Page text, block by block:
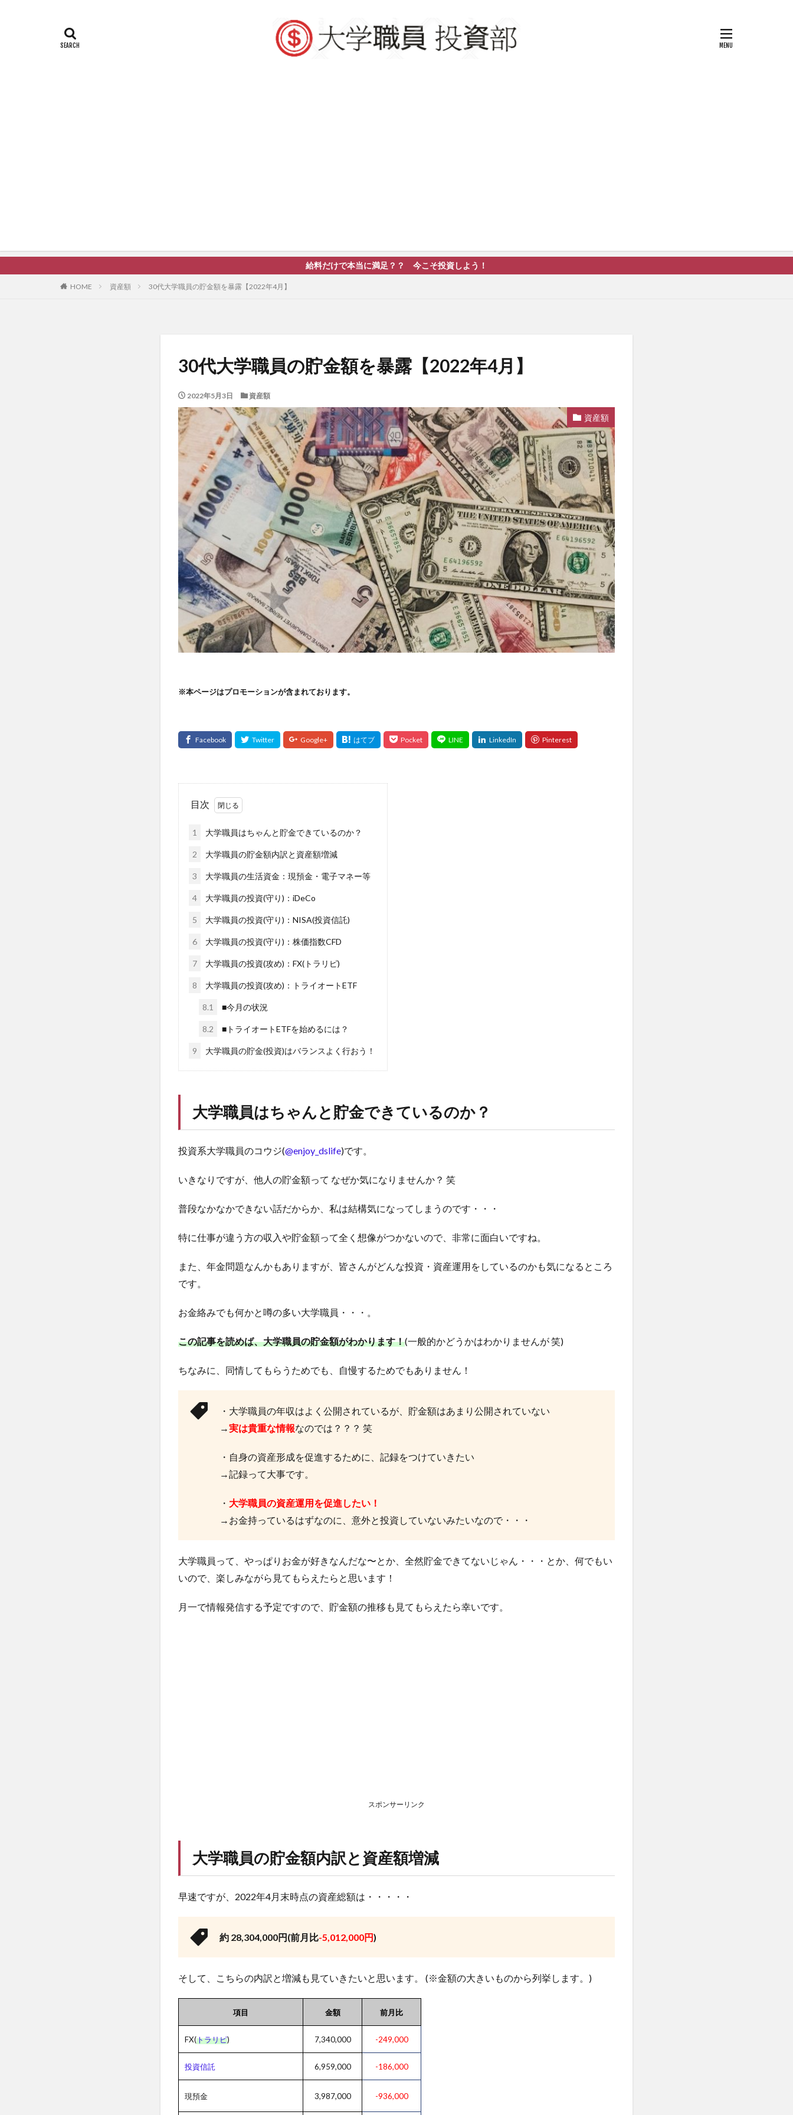
給料だけで本当に満足？？ 今こそ投資しよう！
HOME 資産額 30代大学職員の貯金額を暴露【2022年4月】
30代大学職員の貯金額を暴露【2022年4月】
2022年5月3日 資産額
資産額
※本ページはプロモーションが含まれております。
目次
1 大学職員はちゃんと貯金できているのか？
2 大学職員の貯金額内訳と資産額増減
3 大学職員の生活資金：現預金・電子マネー等
4 大学職員の投資(守り)：iDeCo
5 大学職員の投資(守り)：NISA(投資信託)
6 大学職員の投資(守り)：株価指数CFD
7 大学職員の投資(攻め)：FX(トラリピ)
8 大学職員の投資(攻め)：トライオートETF
8.1 ■今月の状況
8.2 ■トライオートETFを始めるには？
9 大学職員の貯金(投資)はバランスよく行おう！
大学職員はちゃんと貯金できているのか？
投資系大学職員のコウジ(@enjoy_dslife)です。
いきなりですが、他人の貯金額って なぜか気になりませんか？ 笑
普段なかなかできない話だからか、私は結構気になってしまうのです・・・
特に仕事が違う方の収入や貯金額って全く想像がつかないので、非常に面白いですね。
また、年金問題なんかもありますが、皆さんがどんな投資・資産運用をしているのかも気になるところ
です。
お金絡みでも何かと噂の多い大学職員・・・。
この記事を読めば、大学職員の貯金額がわかります！(一般的かどうかはわかりませんが 笑)
ちなみに、同情してもらうためでも、自慢するためでもありません！
・大学職員の年収はよく公開されているが、貯金額はあまり公開されていない
→実は貴重な情報なのでは？？？ 笑
・自身の資産形成を促進するために、記録をつけていきたい
→記録って大事です。
・ 大学職員の資産運用を促進したい！
→お金持っているはずなのに、意外と投資していないみたいなので・・・
大学職員って、やっぱりお金が好きなんだな〜とか、全然貯金できてないじゃん・・・とか、何でもい
いので、楽しみながら見てもらえたらと思います！
月一で情報発信する予定ですので、貯金額の推移も見てもらえたら幸いです。
スポンサーリンク
大学職員の貯金額内訳と資産額増減
早速ですが、2022年4月末時点の資産総額は・・・・・
約 28,304,000円(前月比-5,012,000円)
そして、こちらの内訳と増減も見ていきたいと思います。 (※金額の大きいものから列挙します。)
項目 金額 前月比
FX(トラリピ) 7,340,000 -249,000
投資信託 6,959,000 -186,000
現預金 3,987,000 -936,000